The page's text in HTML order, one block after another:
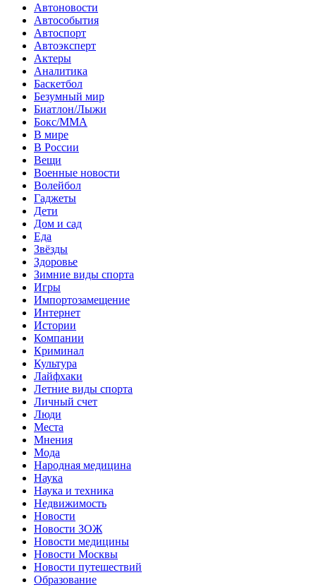
Автоновости
Автособытия
Автоспорт
Автоэксперт
Актеры
Аналитика
Баскетбол
Безумный мир
Биатлон/Лыжи
Бокс/MMA
В мире
В России
Вещи
Военные новости
Волейбол
Гаджеты
Дети
Дом и сад
Еда
Звёзды
Здоровье
Зимние виды спорта
Игры
Импортозамещение
Интернет
Истории
Компании
Криминал
Культура
Лайфхаки
Летние виды спорта
Личный счет
Люди
Места
Мнения
Мода
Народная медицина
Наука
Наука и техника
Недвижимость
Новости
Новости ЗОЖ
Новости медицины
Новости Москвы
Новости путешествий
Образование